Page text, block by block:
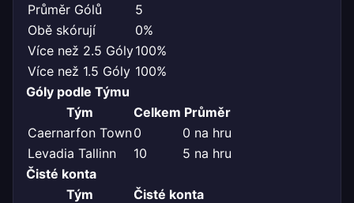
Průměr Gólů
5
Obě skórují
0%
Více než 2.5 Góly100%
Více než 1.5 Góly 100%
Góly podle Týmu
Tým
Celkem Průměr
Caernarfon Town0
0 na hru
Levadia Tallinn
10
5 na hru
Čisté konta
Tým
Čisté konta